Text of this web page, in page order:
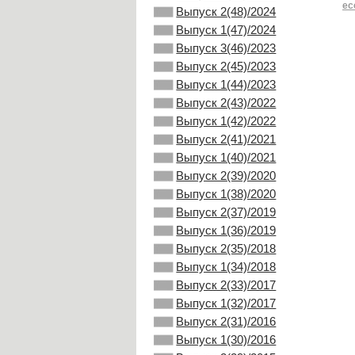
Выпуск 2(48)/2024
Выпуск 1(47)/2024
Выпуск 3(46)/2023
Выпуск 2(45)/2023
Выпуск 1(44)/2023
Выпуск 2(43)/2022
Выпуск 1(42)/2022
Выпуск 2(41)/2021
Выпуск 1(40)/2021
Выпуск 2(39)/2020
Выпуск 1(38)/2020
Выпуск 2(37)/2019
Выпуск 1(36)/2019
Выпуск 2(35)/2018
Выпуск 1(34)/2018
Выпуск 2(33)/2017
Выпуск 1(32)/2017
Выпуск 2(31)/2016
Выпуск 1(30)/2016